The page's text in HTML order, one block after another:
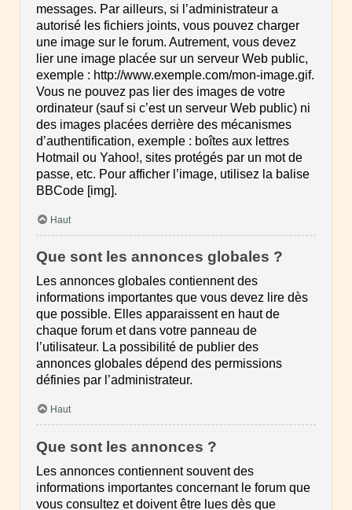
messages. Par ailleurs, si l’administrateur a
autorisé les fichiers joints, vous pouvez charger
une image sur le forum. Autrement, vous devez
lier une image placée sur un serveur Web public,
exemple : http://www.exemple.com/mon-image.gif.
Vous ne pouvez pas lier des images de votre
ordinateur (sauf si c’est un serveur Web public) ni
des images placées derrière des mécanismes
d’authentification, exemple : boîtes aux lettres
Hotmail ou Yahoo!, sites protégés par un mot de
passe, etc. Pour afficher l’image, utilisez la balise
BBCode [img].
Haut
Que sont les annonces globales ?
Les annonces globales contiennent des
informations importantes que vous devez lire dès
que possible. Elles apparaissent en haut de
chaque forum et dans votre panneau de
l’utilisateur. La possibilité de publier des
annonces globales dépend des permissions
définies par l’administrateur.
Haut
Que sont les annonces ?
Les annonces contiennent souvent des
informations importantes concernant le forum que
vous consultez et doivent être lues dès que